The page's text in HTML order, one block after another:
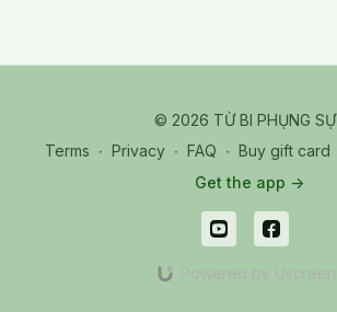
© 2026 TỪ BI PHỤNG SỰ
Terms ∙ Privacy ∙ FAQ ∙ Buy gift card
Get the app ->
Powered by Uscreen